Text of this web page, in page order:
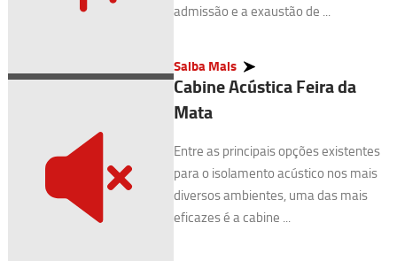
admissão e a exaustão de ...
Saiba Mais
Cabine Acústica Feira da
Mata
Entre as principais opções existentes
para o isolamento acústico nos mais
diversos ambientes, uma das mais
eficazes é a cabine ...